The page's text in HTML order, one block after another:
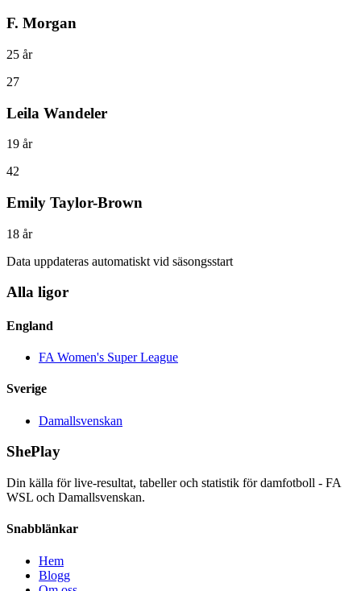
F. Morgan
25 år
27
Leila Wandeler
19 år
42
Emily Taylor-Brown
18 år
Data uppdateras automatiskt vid säsongsstart
Alla ligor
England
FA Women's Super League
Sverige
Damallsvenskan
ShePlay
Din källa för live-resultat, tabeller och statistik för damfotboll - FA
WSL och Damallsvenskan.
Snabblänkar
Hem
Blogg